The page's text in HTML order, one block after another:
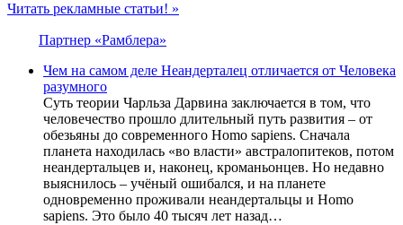
Читать рекламные статьи! »
Партнер «Рамблера»
Чем на самом деле Неандерталец отличается от Человека
разумного
Суть теории Чарльза Дарвина заключается в том, что
человечество прошло длительный путь развития – от
обезьяны до современного Homo sapiens. Сначала
планета находилась «во власти» австралопитеков, потом
неандертальцев и, наконец, кроманьонцев. Но недавно
выяснилось – учёный ошибался, и на планете
одновременно проживали неандертальцы и Homo
sapiens. Это было 40 тысяч лет назад…